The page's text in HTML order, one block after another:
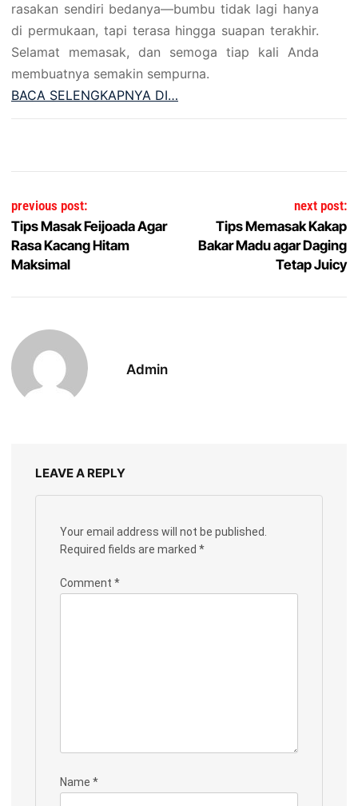
rasakan sendiri bedanya—bumbu tidak lagi hanya
di permukaan, tapi terasa hingga suapan terakhir.
Selamat memasak, dan semoga tiap kali Anda
membuatnya semakin sempurna.
BACA SELENGKAPNYA DI…
Post navigation
previous post:
Tips Masak Feijoada Agar
Rasa Kacang Hitam
Maksimal
next post:
Tips Memasak Kakap
Bakar Madu agar Daging
Tetap Juicy
Admin
LEAVE A REPLY
Your email address will not be published.
Required fields are marked *
Comment *
Name *